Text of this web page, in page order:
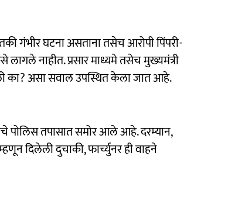
गंभीर घटना असताना तसेच आरोपी पिंपरी-
नाहीत. प्रसार माध्यमे तसेच मुख्यमंत्री
का? असा सवाल उपस्थित केला जात आहे.
पोलिस तपासात समोर आले आहे. दरम्यान,
दिलेली दुचाकी, फार्च्युनर ही वाहने